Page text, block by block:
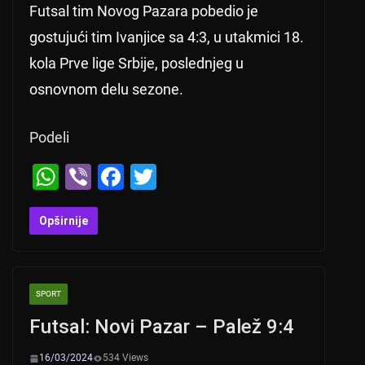
Futsal tim Novog Pazara pobedio je
gostujući tim Ivanjice sa 4:3, u utakmici 18.
kola Prve lige Srbije, poslednjeg u
osnovnom delu sezone.
Podeli
W
h
at
A
p
p
Vi
b
er
F
o
Opširnije
SPORT
Futsal: Novi Pazar – Palež 9:4
16/03/2024 534 Views